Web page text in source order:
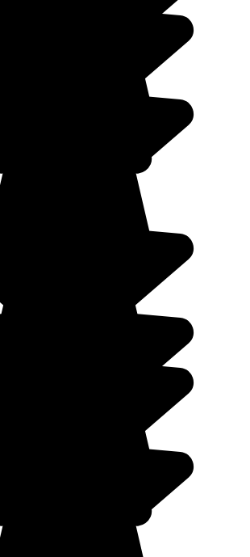
viaggiatori del loro soggiorno